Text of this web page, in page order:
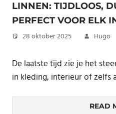
LINNEN: TIJDLOOS,
PERFECT VOOR ELK
28 oktober 2025 Hugo
De laatste tijd zie je het
in kleding, interieur of zelfs
READ